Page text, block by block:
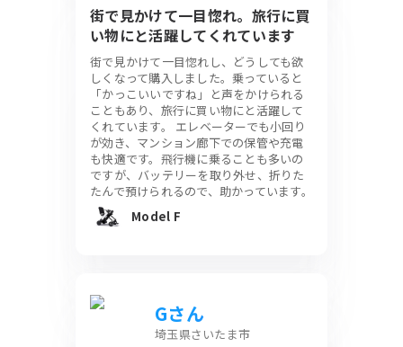
街で見かけて一目惚れ。旅行に買
い物にと活躍してくれています
街で見かけて一目惚れし、どうしても欲
しくなって購入しました。乗っていると
「かっこいいですね」と声をかけられる
こともあり、旅行に買い物にと活躍して
くれています。 エレベーターでも小回り
が効き、マンション廊下での保管や充電
も快適です。飛行機に乗ることも多いの
ですが、バッテリーを取り外せ、折りた
たんで預けられるので、助かっています。
Model F
Gさん
埼玉県さいたま市